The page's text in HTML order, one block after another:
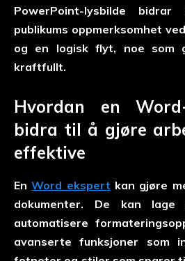
PowerPoint-lysbilde
publikums oppmerksomhet
og en logisk flyt, noe som
kraftfullt.
Hvordan en
bidra til å gjøre
effektive
EnWord ekspert kan gjøre
dokumenter. De kan lage
automatisere
avanserte funksjoner som